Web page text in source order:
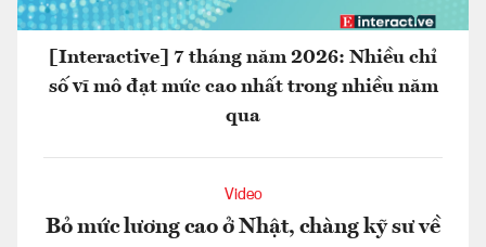
[Interactive] 7 tháng năm 2026: Nhiều chỉ
số vĩ mô đạt mức cao nhất trong nhiều năm
qua
Video
Bỏ mức lương cao ở Nhật, chàng kỹ sư về